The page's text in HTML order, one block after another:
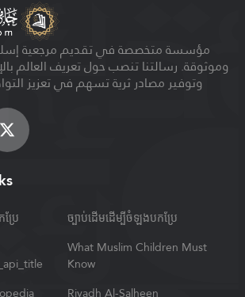
مؤسسة متخصصة في تقديم مرجعية
وموثوقة. رسالتنا تنصب حول تعريف العالم
وتوفير مصادر ثرية تسهم في تعزيز
រែ ច្បាប់ដើមដើម្បីចំឡងបកប្រែ
What Muslim Children Must
Know
Riyadh Al-Salheen